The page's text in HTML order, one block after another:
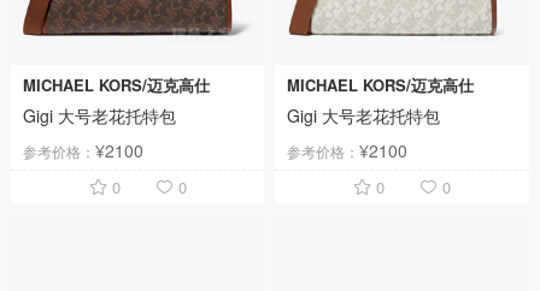
MICHAEL KORS/迈克高仕
Gigi 大号老花托特包
参考价格： ¥2100
0 0
MICHAEL KORS/迈克高仕
Gigi 大号老花托特包
参考价格：¥2100
0 0